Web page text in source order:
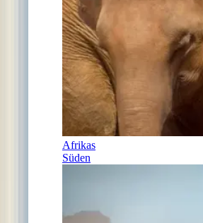
Afrikas
Süden